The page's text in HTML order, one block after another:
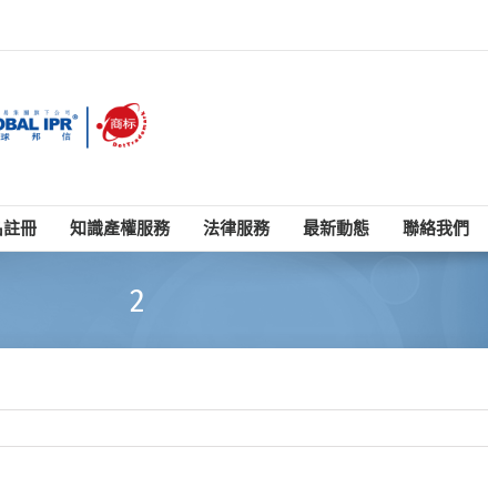
冊 知識產權服務 法律服務 最新動態 聯絡我們
2